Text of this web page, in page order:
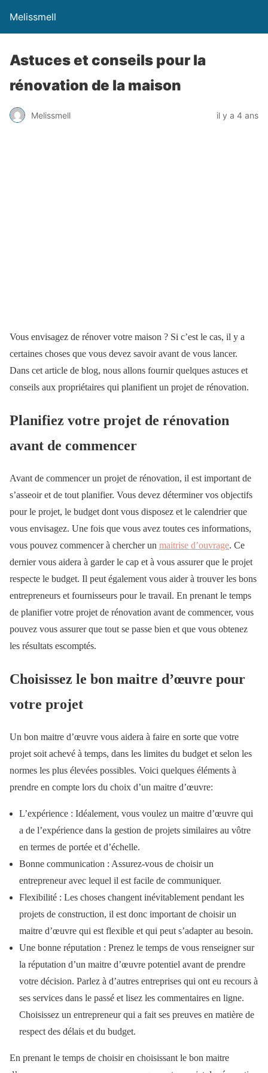
Melissmell
Astuces et conseils pour la
rénovation de la maison
Melissmell il y a 4 ans
Vous envisagez de rénover votre maison ? Si c’est le cas, il y a
certaines choses que vous devez savoir avant de vous lancer.
Dans cet article de blog, nous allons fournir quelques astuces et
conseils aux propriétaires qui planifient un projet de rénovation.
Planifiez votre projet de rénovation
avant de commencer
Avant de commencer un projet de rénovation, il est important de
s’asseoir et de tout planifier. Vous devez déterminer vos objectifs
pour le projet, le budget dont vous disposez et le calendrier que
vous envisagez. Une fois que vous avez toutes ces informations,
vous pouvez commencer à chercher un maitrise d’ouvrage. Ce
dernier vous aidera à garder le cap et à vous assurer que le projet
respecte le budget. Il peut également vous aider à trouver les bons
entrepreneurs et fournisseurs pour le travail. En prenant le temps
de planifier votre projet de rénovation avant de commencer, vous
pouvez vous assurer que tout se passe bien et que vous obtenez
les résultats escomptés.
Choisissez le bon maitre d’œuvre pour
votre projet
Un bon maitre d’œuvre vous aidera à faire en sorte que votre
projet soit achevé à temps, dans les limites du budget et selon les
normes les plus élevées possibles. Voici quelques éléments à
prendre en compte lors du choix d’un maitre d’œuvre:
L’expérience : Idéalement, vous voulez un maitre d’œuvre qui
a de l’expérience dans la gestion de projets similaires au vôtre
en termes de portée et d’échelle.
Bonne communication : Assurez-vous de choisir un
entrepreneur avec lequel il est facile de communiquer.
Flexibilité : Les choses changent inévitablement pendant les
projets de construction, il est donc important de choisir un
maitre d’œuvre qui est flexible et qui peut s’adapter au besoin.
Une bonne réputation : Prenez le temps de vous renseigner sur
la réputation d’un maitre d’œuvre potentiel avant de prendre
votre décision. Parlez à d’autres entreprises qui ont eu recours à
ses services dans le passé et lisez les commentaires en ligne.
Choisissez un entrepreneur qui a fait ses preuves en matière de
respect des délais et du budget.
En prenant le temps de choisir en choisissant le bon maitre